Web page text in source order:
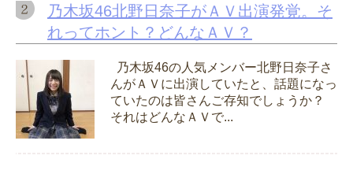
乃木坂46北野日奈子がＡＶ出演発覚。そ
れってホント？どんなＡＶ？
乃木坂46の人気メンバー北野日奈子さ
んがＡＶに出演していたと、話題になっ
ていたのは皆さんご存知でしょうか？
それはどんなＡＶで...